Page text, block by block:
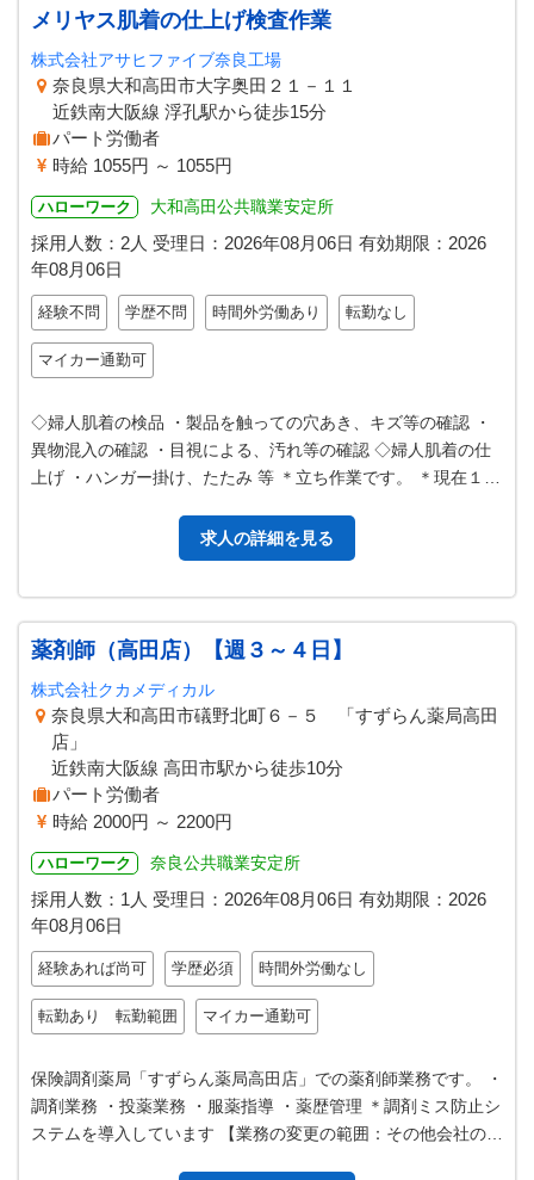
メリヤス肌着の仕上げ検査作業
株式会社アサヒファイブ奈良工場
奈良県大和高田市大字奥田２１－１１
近鉄南大阪線 浮孔駅から徒歩15分
パート労働者
時給 1055円 ～ 1055円
ハローワーク 大和高田公共職業安定所
採用人数：2人 受理日： 2026年08月06日 有効期限： 2026
年08月06日
経験不問 学歴不問 時間外労働あり 転勤なし
マイカー通勤可
◇婦人肌着の検品 ・製品を触っての穴あき、キズ等の確認 ・
異物混入の確認 ・目視による、汚れ等の確認 ◇婦人肌着の仕
上げ ・ハンガー掛け、たたみ 等 ＊立ち作業です。 ＊現在１２
求人の詳細を見る
薬剤師（高田店）【週３～４日】
株式会社クカメディカル
奈良県大和高田市礒野北町６－５ 「すずらん薬局高田
店」
近鉄南大阪線 高田市駅から徒歩10分
パート労働者
時給 2000円 ～ 2200円
ハローワーク 奈良公共職業安定所
採用人数：1人 受理日： 2026年08月06日 有効期限： 2026
年08月06日
経験あれば尚可 学歴必須 時間外労働なし
転勤あり 転勤範囲 マイカー通勤可
保険調剤薬局「すずらん薬局高田店」での薬剤師業務です。 ・
調剤業務 ・投薬業務 ・服薬指導 ・薬歴管理 ＊調剤ミス防止シ
ステムを導入しています 【業務の変更の範囲：その他会社の指